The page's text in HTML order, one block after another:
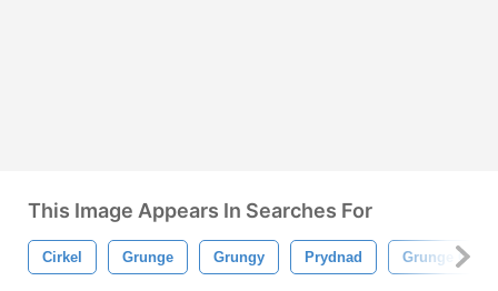
This Image Appears In Searches For
Cirkel Grunge Grungy Prydnad Grunge Cirkel